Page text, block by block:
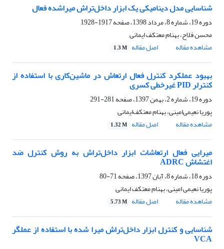
شناسایی مدل دینامیکی یک ابزار داخل‌تراش میراشده فعال
دوره 19، شماره 8، مرداد 1398، صفحه
1917-1928
محسن فلاح، بهنام معتکف ایمانی
مشاهده مقاله
اصل مقاله 1.3 M
بهبود عملکرد کنترل فعال ارتعاش در ماشین‌کاری با استفاده از
کنترلر PID غیرخطی کسری
دوره 19، شماره 2، بهمن 1397، صفحه
281-291
پوریا نعیمی‌امینی، بهنام معتکف‌ایمانی
مشاهده مقاله
اصل مقاله 1.32 M
میرایی فعال ارتعاشات ابزار داخل‌تراش به روش کنترل ضد
اغتشاش ADRC
دوره 18، شماره 8، آبان 1397، صفحه
71-80
پوریا نعیمی امینی، بهنام معتکف ایمانی
مشاهده مقاله
اصل مقاله 5.73 M
شناسایی و کنترل ابزار داخل‌تراش میرا شده با استفاده از عملگر
VCA